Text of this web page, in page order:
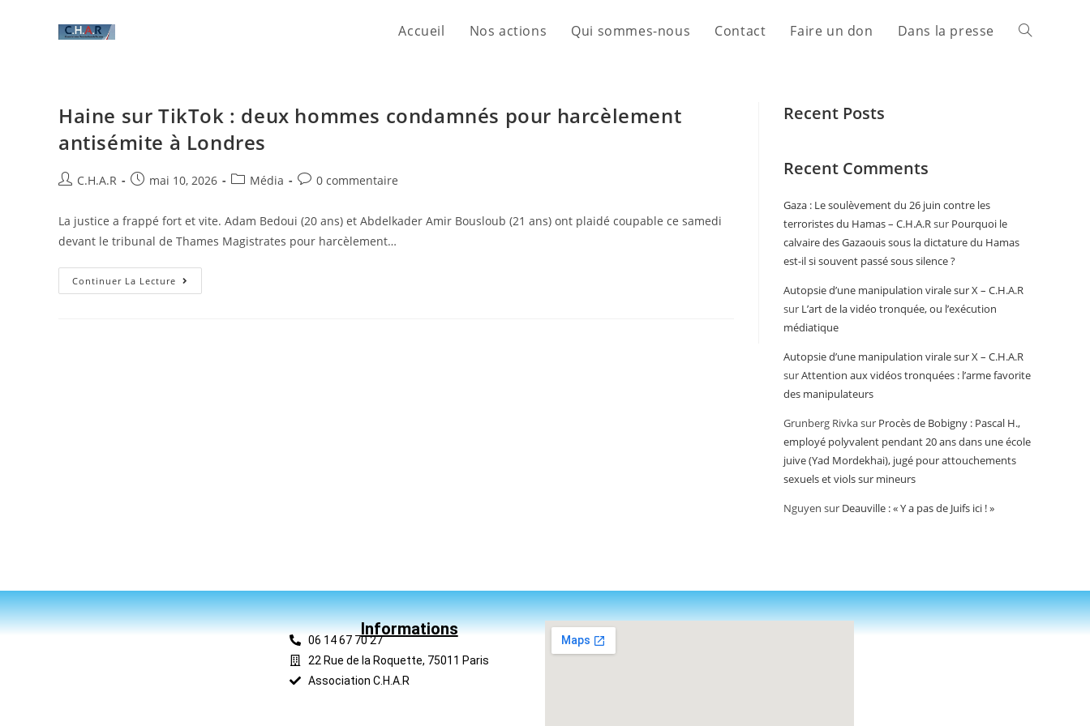
Accueil Nos actions Qui sommes-nous Contact Faire un don Dans la presse
Haine sur TikTok : deux hommes condamnés pour harcèlement
antisémite à Londres
C.H.A.R mai 10, 2026 Média 0 commentaire
La justice a frappé fort et vite. Adam Bedoui (20 ans) et Abdelkader Amir Bousloub (21 ans) ont plaidé coupable ce samedi
devant le tribunal de Thames Magistrates pour harcèlement…
Continuer La Lecture
Recent Posts
Recent Comments
Gaza : Le soulèvement du 26 juin contre les
terroristes du Hamas – C.H.A.Rsur Pourquoi le
calvaire des Gazaouis sous la dictature du Hamas
est-il si souvent passé sous silence ?
Autopsie d’une manipulation virale sur X – C.H.A.R
sur L’art de la vidéo tronquée, ou l’exécution
médiatique
Autopsie d’une manipulation virale sur X – C.H.A.R
surAttention aux vidéos tronquées : l’arme favorite
des manipulateurs
Grunberg Rivkasur Procès de Bobigny : Pascal H.,
employé polyvalent pendant 20 ans dans une école
juive (Yad Mordekhai), jugé pour attouchements
sexuels et viols sur mineurs
Nguyen sur Deauville : « Y a pas de Juifs ici ! »
Informations
06 14 67 70 27
22 Rue de la Roquette, 75011 Paris
Association C.H.A.R